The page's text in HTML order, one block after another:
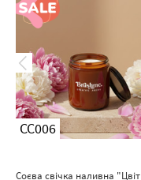
CC006
Соєва свічка наливна "Цвіт півонії"